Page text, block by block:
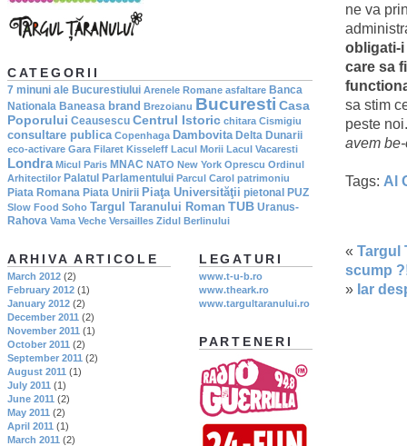
ne va
obligati-i
care sa
sa stim
peste
avem
Tags: Al
« Targul
scump
» Iar
CATEGORII
7 minuni ale Bucurestiului Arenele Romane asfaltare Banca
Nationala Baneasa brand Brezoianu Bucuresti Casa
Poporului Ceausescu Centrul Istoric chitara Cismigiu
consultare publica Copenhaga Dambovita Delta Dunarii
eco-activare Gara Filaret Kisseleff Lacul Morii Lacul Vacaresti
Londra Micul Paris MNAC NATO New York Oprescu Ordinul
Arhitectilor Palatul Parlamentului Parcul Carol patrimoniu
Piata Romana Piata Unirii Piaţa Universităţii pietonal PUZ
Slow Food Soho Targul Taranului Roman TUB Uranus-
Rahova Vama Veche Versailles Zidul Berlinului
LEGATURI
www.t-u-b.ro
www.theark.ro
www.targultaranului.ro
PARTENERI
ARHIVA ARTICOLE
March 2012 (2)
February 2012 (1)
January 2012 (2)
December 2011 (2)
November 2011 (1)
October 2011 (2)
September 2011 (2)
August 2011 (1)
July 2011 (1)
June 2011 (2)
May 2011 (2)
April 2011 (1)
March 2011 (2)